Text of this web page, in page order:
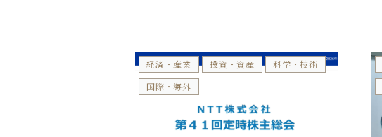
経済・産業 投資・資産
科学・技術
国際・海外